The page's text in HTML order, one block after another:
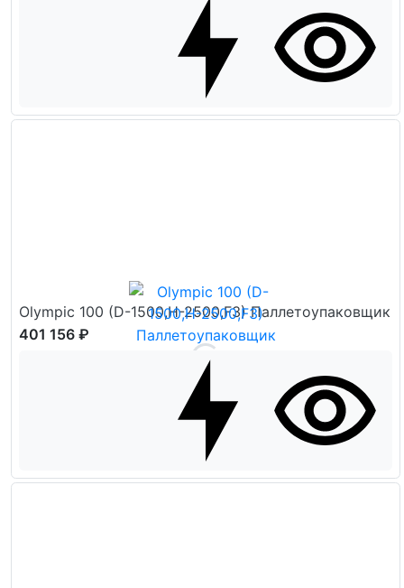
Olympic 100 (D-1500,H-2500,F3) Паллетоупаковщик
401 156 ₽